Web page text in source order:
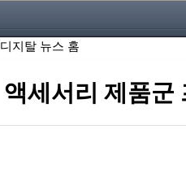
디지탈 뉴스 홈
세서리 제품군